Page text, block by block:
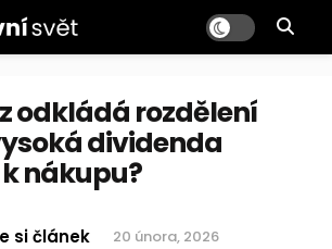
odkládá rozdělení
dividenda
nákupu?
si článek 20 února, 2026